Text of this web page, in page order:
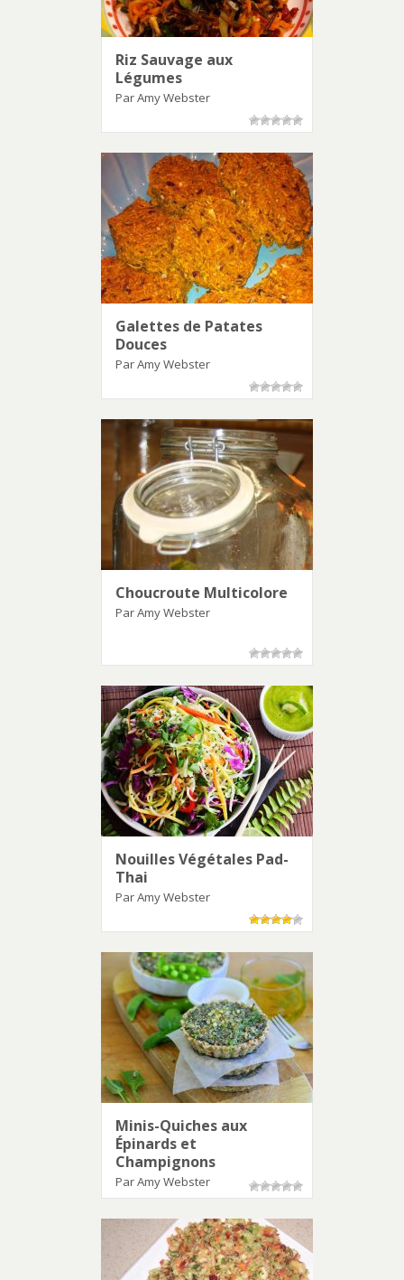
Riz Sauvage aux
Légumes
Par Amy Webster
Galettes de Patates
Douces
Par Amy Webster
Choucroute Multicolore
Par Amy Webster
Nouilles Végétales Pad-
Thai
Par Amy Webster
Minis-Quiches aux
Épinards et
Champignons
Par Amy Webster